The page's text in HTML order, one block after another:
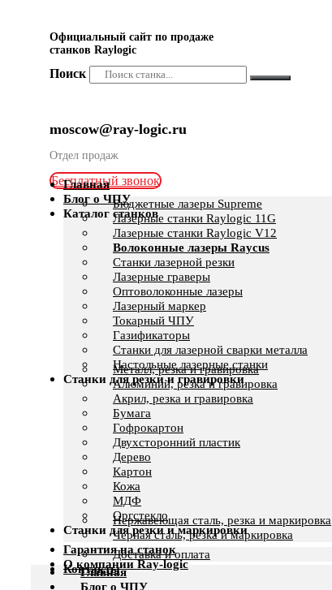
Официальный сайт по продаже
станков Raylogic
Поиск
moscow@ray-logic.ru
Отдел продаж
Бесплатный звонок
Главная
Блог о ЧПУ
Каталог станков
Бюджетные лазеры Supreme
Лазерные станки Raylogic 11G
Лазерные станки Raylogic V12
Волоконные лазеры Raycus
Станки лазерной резки
Лазерные граверы
Оптоволоконные лазеры
Лазерный маркер
Токарный ЧПУ
Газификаторы
Cтанки для лазерной сварки металла
Настольные лазерные станки
Станки для резки и гравировки
Металл, резка и гравировка
Алюминий, резка и гравировка
Акрил, резка и гравировка
Бумага
Гофрокартон
Двухсторонний пластик
Дерево
Картон
Кожа
МДФ
Оргстекло
Станки для резки и маркировки
Нержавеющая сталь, резка и маркировка
Черная сталь, резка и маркировка
Гарантия на станок
О компании Ray-logic
Доставка и оплата
Контакты
Главная
Блог о ЧПУ